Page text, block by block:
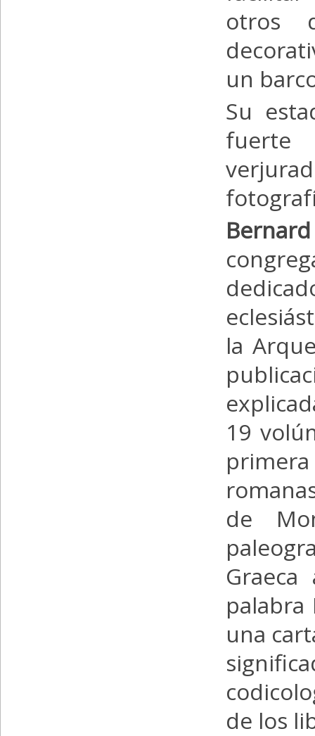
otros
un
Su
fuerte
la
19
de
palabra
una
de los